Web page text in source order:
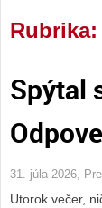
Rubrika:
Spýtal
31. júla 2026,
Utorok večer,